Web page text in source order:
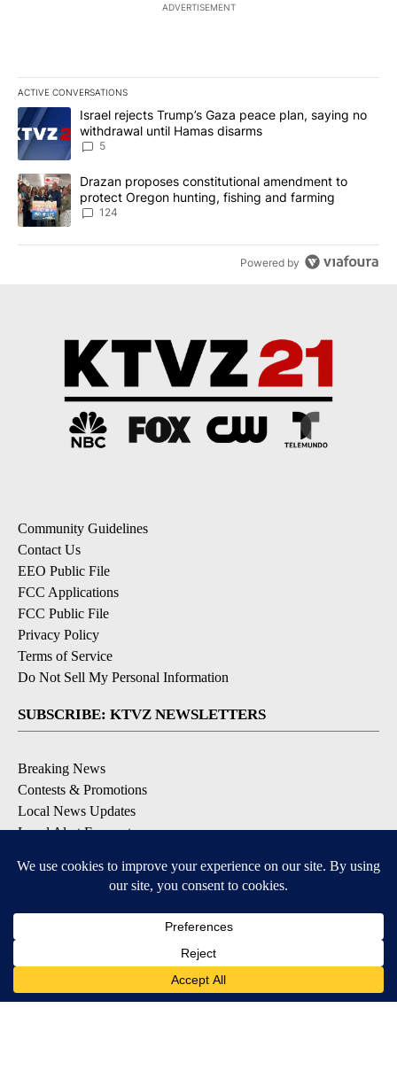
ADVERTISEMENT
ACTIVE CONVERSATIONS
The following is a list of the most commented articles in the last
A trending article titled "Israel rejects Trump’s Gaza peace
Israel rejects Trump’s Gaza peace plan, saying no
withdrawal until Hamas disarms
5
A trending article titled "Drazan proposes constitutional
Drazan proposes constitutional amendment to
protect Oregon hunting, fishing and farming
124
Powered by
Community Guidelines
Contact Us
EEO Public File
FCC Applications
FCC Public File
Privacy Policy
Terms of Service
Do Not Sell My Personal Information
SUBSCRIBE: KTVZ NEWSLETTERS
Breaking News
Contests & Promotions
Local News Updates
Local Alert Forecast
DOWNLOAD: KTVZ APPS